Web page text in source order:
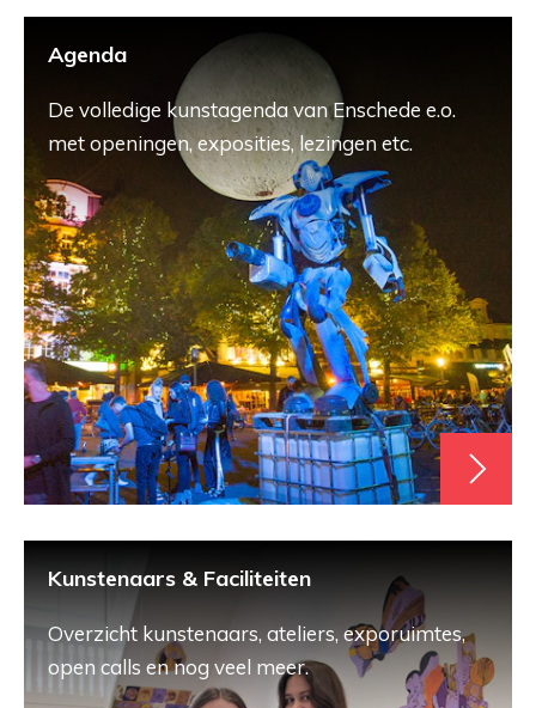
Agenda
De volledige kunstagenda van Enschede e.o.
met openingen, exposities, lezingen etc.
Kunstenaars & Faciliteiten
Overzicht kunstenaars, ateliers, exporuimtes,
open calls en nog veel meer.